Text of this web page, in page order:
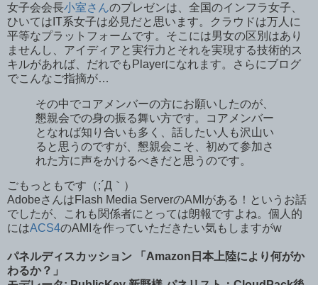
女子会会長小室さんのプレゼンは、全国のインフラ女子、
ひいてはIT系女子は必見だと思います。クラウドは万人に
平等なプラットフォームです。そこには男女の区別はあり
ませんし、アイディアと実行力とそれを実現する技術的ス
キルがあれば、だれでもPlayerになれます。さらにブログ
でこんなご指摘が…
その中でコアメンバーの方にお願いしたのが、
懇親会での身の振る舞い方です。コアメンバー
となれば知り合いも多く、話したい人も沢山い
ると思うのですが、懇親会こそ、初めて参加さ
れた方に声をかけるべきだと思うのです。
ごもっともです（;´Д｀）
AdobeさんはFlash Media ServerのAMIがある！というお話
でしたが、これも関係者にとっては朗報ですよね。個人的
にはACS4のAMIを作っていただきたい気もしますがw
パネルディスカッション 「Amazon日本上陸により何がか
わるか？」